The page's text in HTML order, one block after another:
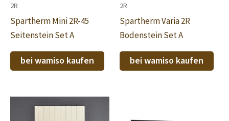
2R
Spartherm Mini 2R-45
Seitenstein Set A
bei wamiso kaufen
2R
Spartherm Varia 2R
Bodenstein Set A
bei wamiso kaufen